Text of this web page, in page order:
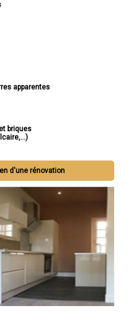
apparentes
briques
d'une rénovation